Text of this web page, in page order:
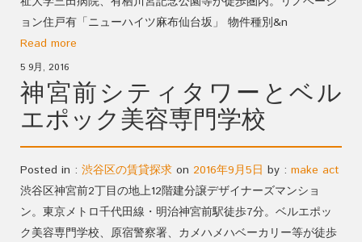
ョン住戸有「ニューハイツ麻布仙台坂」 物件種別&n
Read more
5 9月, 2016
神宮前シティタワーとベル
エポック美容専門学校
Posted in : 渋谷区の賃貸探求 on 2016年9月5日 by : make act
渋谷区神宮前2丁目の地上12階建分譲デザイナーズマンショ
ン。東京メトロ千代田線・明治神宮前駅徒歩7分。ベルエポッ
ク美容専門学校、原宿警察署、カメハメハベーカリー等が徒歩